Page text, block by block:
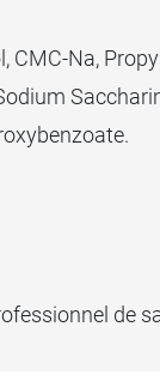
CMC-Na,
de